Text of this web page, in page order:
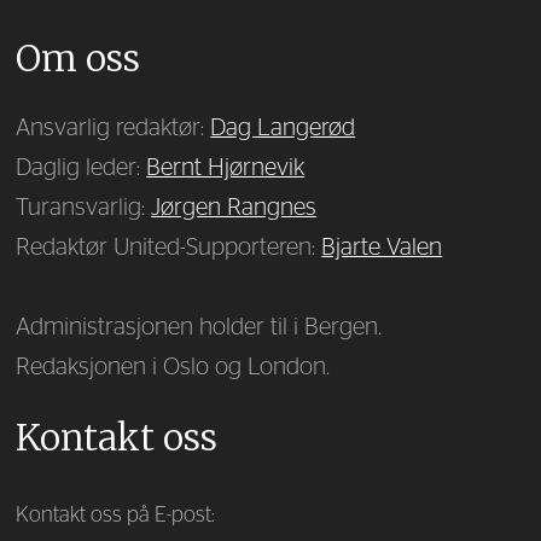
Om oss
Ansvarlig redaktør: Dag Langerød
Daglig leder: Bernt Hjørnevik
Turansvarlig:Jørgen Rangnes
Redaktør United-Supporteren: Bjarte Valen
Administrasjonen holder til i Bergen.
Redaksjonen i Oslo og London.
Kontakt oss
Kontakt oss på E-post: